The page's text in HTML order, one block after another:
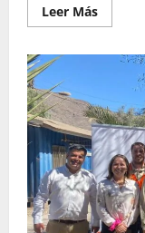
Leer MásLeer
más
música,
y
dará
inicio
a
las
por
el
136º